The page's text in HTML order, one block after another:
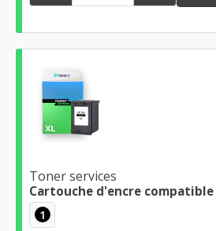
Toner services
Cartouche d'encre compatible
1